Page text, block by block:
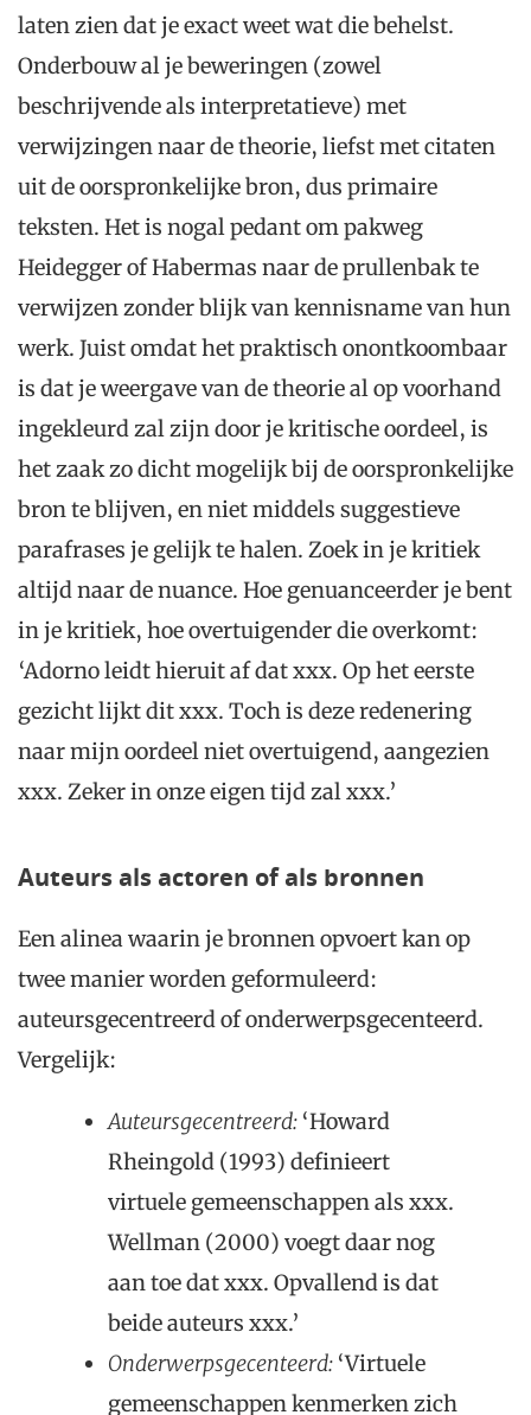
laten zien dat je exact weet wat die behelst.
Onderbouw al je beweringen (zowel
beschrijvende als interpretatieve) met
verwijzingen naar de theorie, liefst met citaten
uit de oorspronkelijke bron, dus primaire
teksten. Het is nogal pedant om pakweg
Heidegger of Habermas naar de prullenbak te
verwijzen zonder blijk van kennisname van hun
werk. Juist omdat het praktisch onontkoombaar
is dat je weergave van de theorie al op voorhand
ingekleurd zal zijn door je kritische oordeel, is
het zaak zo dicht mogelijk bij de oorspronkelijke
bron te blijven, en niet middels suggestieve
parafrases je gelijk te halen. Zoek in je kritiek
altijd naar de nuance. Hoe genuanceerder je bent
in je kritiek, hoe overtuigender die overkomt:
‘Adorno leidt hieruit af dat xxx. Op het eerste
gezicht lijkt dit xxx. Toch is deze redenering
naar mijn oordeel niet overtuigend, aangezien
xxx. Zeker in onze eigen tijd zal xxx.’
Auteurs als actoren of als bronnen
Een alinea waarin je bronnen opvoert kan op
twee manier worden geformuleerd:
auteursgecentreerd of onderwerpsgecenteerd.
Vergelijk:
Auteursgecentreerd: ‘Howard
Rheingold (1993) definieert
virtuele gemeenschappen als xxx.
Wellman (2000) voegt daar nog
aan toe dat xxx. Opvallend is dat
beide auteurs xxx.’
Onderwerpsgecenteerd: ‘Virtuele
gemeenschappen kenmerken zich